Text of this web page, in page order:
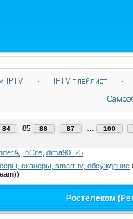
IPTV · IPTV плейлист
·
84 85 86 87 100
InCite dima90_25
сканеры, smart-tv, обсуждение
Ростелеком